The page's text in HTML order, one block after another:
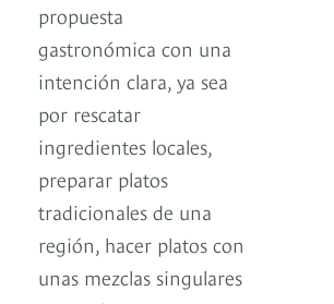
propuesta
gastronómica con una
intención clara, ya sea
por rescatar
ingredientes locales,
preparar platos
tradicionales de una
región, hacer platos con
unas mezclas singulares